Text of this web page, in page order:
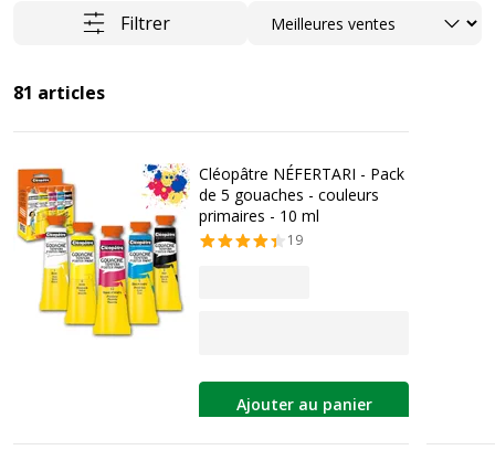
Filtrer Trier
81 articles
Cléopâtre NÉFERTARI - Pack
de 5 gouaches - couleurs
primaires - 10 ml
19
Ajouter au panier